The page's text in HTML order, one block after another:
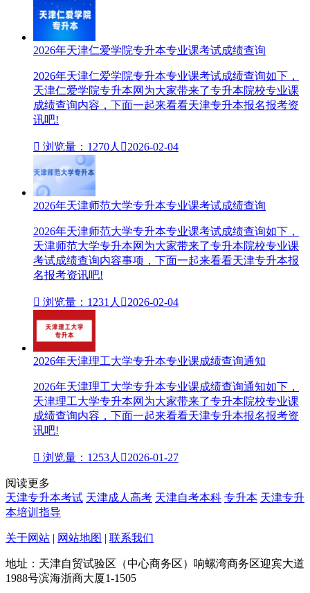
2026年天津仁爱学院专升本专业课考试成绩查询
2026年天津仁爱学院专升本专业课考试成绩查询如下，
天津仁爱学院专升本网为大家带来了专升本院校专业课
成绩查询内容，下面一起来看看天津专升本报名报考资
讯吧!
 浏览量：1270人 2026-02-04
2026年天津师范大学专升本专业课考试成绩查询
2026年天津师范大学专升本专业课考试成绩查询如下，
天津师范大学专升本网为大家带来了专升本院校专业课
考试成绩查询内容事项，下面一起来看看天津专升本报
名报考资讯吧!
 浏览量：1231人 2026-02-04
2026年天津理工大学专升本专业课成绩查询通知
2026年天津理工大学专升本专业课成绩查询通知如下，
天津理工大学专升本网为大家带来了专升本院校专业课
成绩查询内容，下面一起来看看天津专升本报名报考资
讯吧!
 浏览量：1253人 2026-01-27
阅读更多
天津专升本考试 天津成人高考 天津自考本科 专升本 天津专升
本培训指导
关于网站 | 网站地图 | 联系我们
地址：天津自贸试验区（中心商务区）响螺湾商务区迎宾大道
1988号滨海浙商大厦1-1505